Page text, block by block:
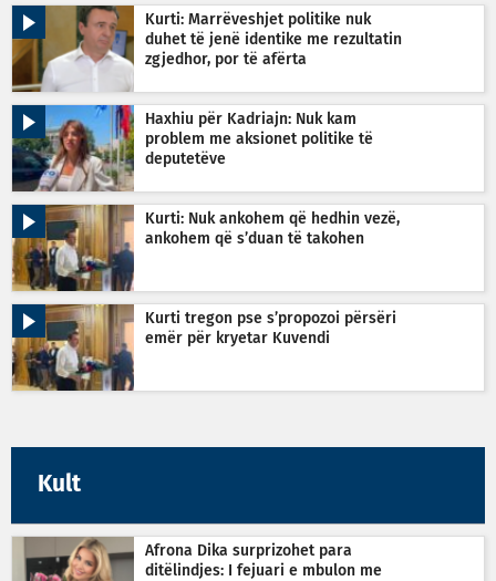
Kurti: Marrëveshjet politike nuk
duhet të jenë identike me rezultatin
zgjedhor, por të afërta
Haxhiu për Kadriajn: Nuk kam
problem me aksionet politike të
deputetëve
Kurti: Nuk ankohem që hedhin vezë,
ankohem që s’duan të takohen
Kurti tregon pse s’propozoi përsëri
emër për kryetar Kuvendi
Kult
Afrona Dika surprizohet para
ditëlindjes: I fejuari e mbulon me